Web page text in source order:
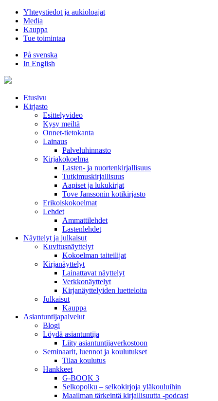
Hyppää
sisältöön
Yhteystiedot ja aukioloajat
Media
Kauppa
Tue toimintaa
På svenska
In English
Etusivu
Kirjasto
Esittelyvideo
Kysy meiltä
Onnet-tietokanta
Lainaus
Palveluhinnasto
Kirjakokoelma
Lasten- ja nuortenkirjallisuus
Tutkimuskirjallisuus
Aapiset ja lukukirjat
Tove Janssonin kotikirjasto
Erikoiskokoelmat
Lehdet
Ammattilehdet
Lastenlehdet
Näyttelyt ja julkaisut
Kuvitusnäyttelyt
Kokoelman taiteilijat
Kirjanäyttelyt
Lainattavat näyttelyt
Verkkonäyttelyt
Kirjanäyttelyiden luetteloita
Julkaisut
Kauppa
Asiantuntija­palvelut
Blogi
Löydä asiantuntija
Liity asiantuntijaverkostoon
Seminaarit, luennot ja koulutukset
Tilaa koulutus
Hankkeet
G-BOOK 3
Selkopolku – selkokirjoja yläkouluihin
Maailman tärkeintä kirjallisuutta -podcast